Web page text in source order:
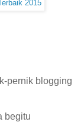
2015
pernik blogging
begitu